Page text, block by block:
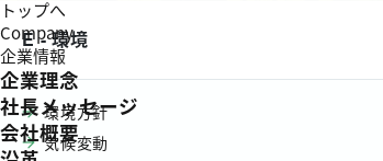
トップへ
Company
企業情報
企業理念
社長メッセージ
会社概要
E - 環境
環境方針
気候変動